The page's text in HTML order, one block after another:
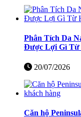
Phân Tích Da
Được Lợi Gì Từ
20/07/2026
Căn hộ